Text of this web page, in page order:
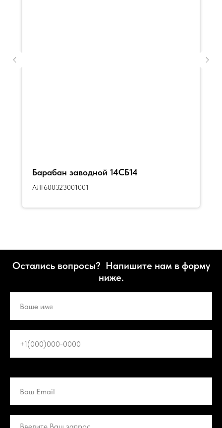
Барабан заводной 14СБ14
АЛГ600323001001
Остались вопросы? Напишите нам в форму
ниже.